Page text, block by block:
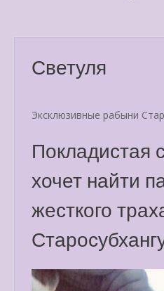
Светуля
Эксклюзивные рабыни
Покладистая
хочет найти
жесткого